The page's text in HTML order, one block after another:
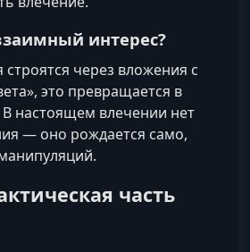
интерес?
через вложения с
это превращается в
В настоящем влечении нет
— оно рождается само,
часть